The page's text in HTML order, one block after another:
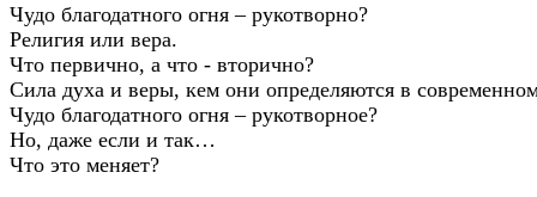
Чудо благодатного огня – рукотворно?
Религия или вера.
Что первично, а что - вторично?
Сила духа и веры, кем они определяются в
Чудо благодатного огня – рукотворное?
Но, даже если и так…
Что это меняет?